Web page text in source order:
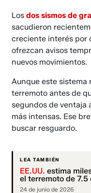
Losdos sismos de
sacudieron
creciente interés por
ofrezcan avisos
nuevos movimientos.
Aunque este
terremoto antes de
segundos de ventaja
más intensas. Ese
buscar resguardo.
LEA TAMBIÉN
EE.UU. estima
el terremoto de 7.5
24 de junio de 2026